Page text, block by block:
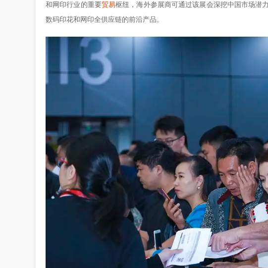
和网印行业的重要贸易枢纽，海外参展商可通过该展会深挖中国市场潜
数码印花和网印全供应链的前沿产品。